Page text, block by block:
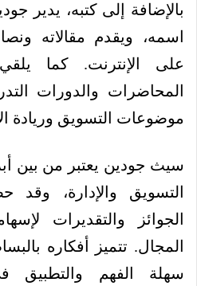
بالإضافة إلى كتبه، يدير
اسمه، ويقدم مقالاته
على الإنترنت. كما
المحاضرات والدورات
موضوعات التسويق وريادة
سيث جودين يعتبر من بين
التسويق والإدارة،
الجوائز والتقديرات
المجال. تتميز أفكاره
سهلة الفهم والتطبيق